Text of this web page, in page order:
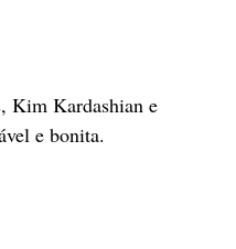
Kim Kardashian e
e bonita.